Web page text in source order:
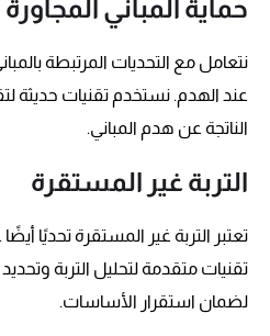
حماية المباني المجاورة
نتعامل مع التحديات المرتبطة
عند الهدم. نستخدم تقنيات حديثة
الناتجة عن هدم المباني.
التربة غير المستقرة
تعتبر التربة غير المستقرة تحديًا
تقنيات متقدمة لتحليل التربة
لضمان استقرار الأساسات.